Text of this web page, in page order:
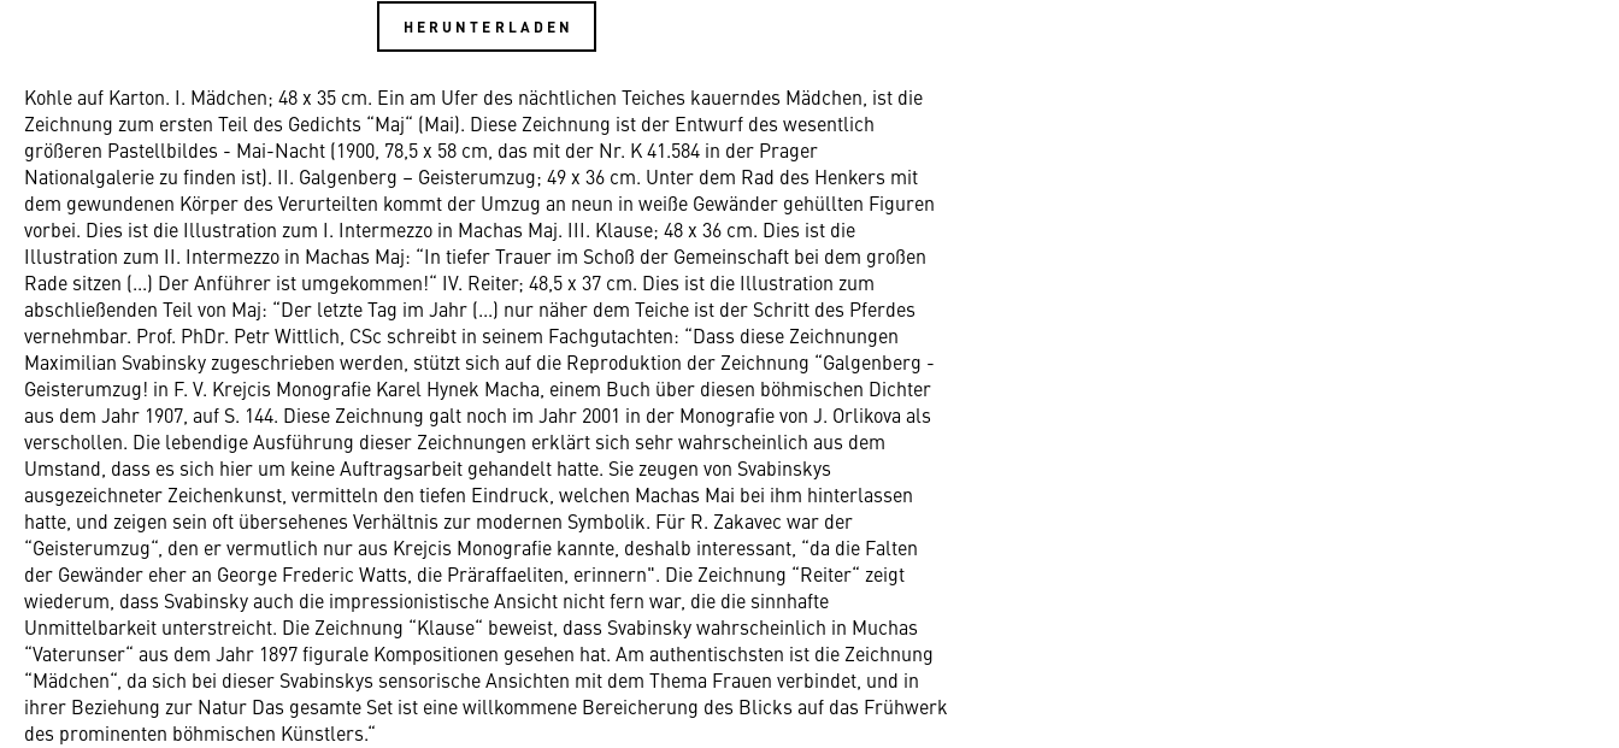
HERUNTERLADEN
Kohle auf Karton. I. Mädchen; 48 x 35 cm. Ein am Ufer des nächtlichen Teiches kauerndes Mädchen, ist die
Zeichnung zum ersten Teil des Gedichts “Maj“ (Mai). Diese Zeichnung ist der Entwurf des wesentlich
größeren Pastellbildes - Mai-Nacht (1900, 78,5 x 58 cm, das mit der Nr. K 41.584 in der Prager
Nationalgalerie zu finden ist). II. Galgenberg – Geisterumzug; 49 x 36 cm. Unter dem Rad des Henkers mit
dem gewundenen Körper des Verurteilten kommt der Umzug an neun in weiße Gewänder gehüllten Figuren
vorbei. Dies ist die Illustration zum I. Intermezzo in Machas Maj. III. Klause; 48 x 36 cm. Dies ist die
Illustration zum II. Intermezzo in Machas Maj: “In tiefer Trauer im Schoß der Gemeinschaft bei dem großen
Rade sitzen (...) Der Anführer ist umgekommen!“ IV. Reiter; 48,5 x 37 cm. Dies ist die Illustration zum
abschließenden Teil von Maj: “Der letzte Tag im Jahr (...) nur näher dem Teiche ist der Schritt des Pferdes
vernehmbar. Prof. PhDr. Petr Wittlich, CSc schreibt in seinem Fachgutachten: “Dass diese Zeichnungen
Maximilian Svabinsky zugeschrieben werden, stützt sich auf die Reproduktion der Zeichnung “Galgenberg -
Geisterumzug! in F. V. Krejcis Monografie Karel Hynek Macha, einem Buch über diesen böhmischen Dichter
aus dem Jahr 1907, auf S. 144. Diese Zeichnung galt noch im Jahr 2001 in der Monografie von J. Orlikova als
verschollen. Die lebendige Ausführung dieser Zeichnungen erklärt sich sehr wahrscheinlich aus dem
Umstand, dass es sich hier um keine Auftragsarbeit gehandelt hatte. Sie zeugen von Svabinskys
ausgezeichneter Zeichenkunst, vermitteln den tiefen Eindruck, welchen Machas Mai bei ihm hinterlassen
hatte, und zeigen sein oft übersehenes Verhältnis zur modernen Symbolik. Für R. Zakavec war der
“Geisterumzug“, den er vermutlich nur aus Krejcis Monografie kannte, deshalb interessant, “da die Falten
der Gewänder eher an George Frederic Watts, die Präraffaeliten, erinnern". Die Zeichnung “Reiter“ zeigt
wiederum, dass Svabinsky auch die impressionistische Ansicht nicht fern war, die die sinnhafte
Unmittelbarkeit unterstreicht. Die Zeichnung “Klause“ beweist, dass Svabinsky wahrscheinlich in Muchas
“Vaterunser“ aus dem Jahr 1897 figurale Kompositionen gesehen hat. Am authentischsten ist die Zeichnung
“Mädchen“, da sich bei dieser Svabinskys sensorische Ansichten mit dem Thema Frauen verbindet, und in
ihrer Beziehung zur Natur Das gesamte Set ist eine willkommene Bereicherung des Blicks auf das Frühwerk
des prominenten böhmischen Künstlers.“